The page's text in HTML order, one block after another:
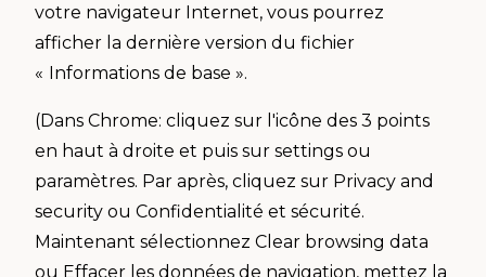
votre navigateur Internet, vous pourrez
afficher la dernière version du fichier
« Informations de base ».
(Dans Chrome: cliquez sur l'icône des 3 points
en haut à droite et puis sur settings ou
paramètres. Par après, cliquez sur Privacy and
security ou Confidentialité et sécurité.
Maintenant sélectionnez Clear browsing data
ou Effacer les données de navigation, mettez la